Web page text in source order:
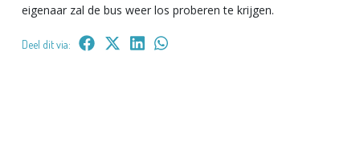
eigenaar zal de bus weer los proberen te krijgen.
Deel dit via: